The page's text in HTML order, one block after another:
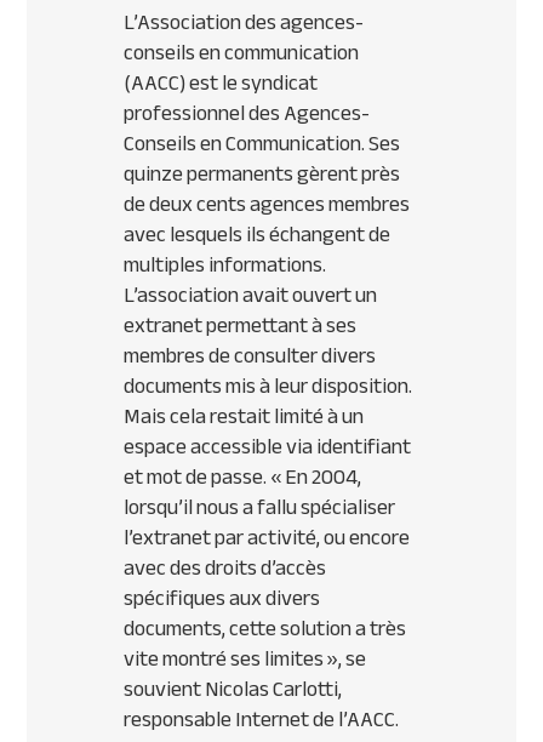
L’Association des agences-
conseils en communication
(AACC) est le syndicat
professionnel des Agences-
Conseils en Communication. Ses
quinze permanents gèrent près
de deux cents agences membres
avec lesquels ils échangent de
multiples informations.
L’association avait ouvert un
extranet permettant à ses
membres de consulter divers
documents mis à leur disposition.
Mais cela restait limité à un
espace accessible via identifiant
et mot de passe. « En 2004,
lorsqu’il nous a fallu spécialiser
l’extranet par activité, ou encore
avec des droits d’accès
spécifiques aux divers
documents, cette solution a très
vite montré ses limites », se
souvient Nicolas Carlotti,
responsable Internet de l’AACC.